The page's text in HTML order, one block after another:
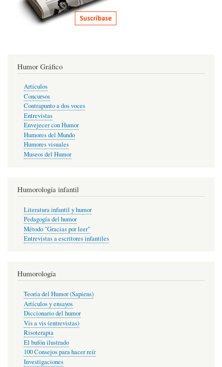
Humor Gráfico
Artículos
Concursos
Contrapunto a dos voces
Entrevistas
Envejecer con Humor
Humores del Mundo
Humores visuales
Museos del Humor
Humorología infantil
Literatura infantil y humor
Pedagogía del humor
Método "Gracias por leer"
Entrevistas a escritores infantiles
Humorología
Teoría del Humor (Sapiens)
Artículos y ensayos
Diccionario del humor
Vis a vis (entrevistas)
Risoterapia
El bufón ilustrado
100 Consejos para hacer reír
Investigaciones